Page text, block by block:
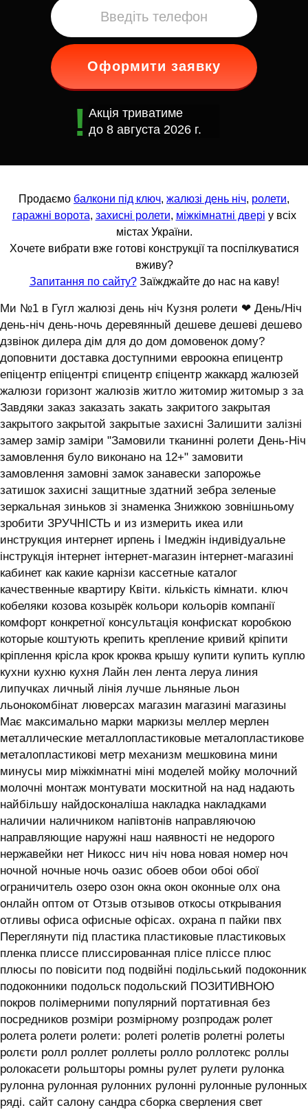
Оформити заявку
Акція триватиме
до 8 августа 2026 г.
Продаємо балкони під ключ, жалюзі день ніч, ролети,
гаражні ворота, захисні ролети, міжкімнатні двері у всіх
містах України.
Хочете вибрати вже готові конструкції та поспілкуватися
вживу?
Запитання по сайту?Заїжджайте до нас на каву!
Ми №1 в Гугл жалюзі день ніч Кузня ролети ❤ День/Ніч
день-ніч день-ночь деревянный дешеве дешеві дешево
дзвінок дилера дім для до дом домовенок дому?
доповнити доставка доступними евроокна епицентр
епіцентр епіцентрі єпицентр єпіцентр жаккард жалюзей
жалюзи горизонт жалюзів житло житомир житомыр з за
Завдяки заказ заказать закать закритого закрытая
закрытого закрытой закрытые захисні Залишити залізні
замер замір заміри "Замовили тканинні ролети День-Ніч
замовлення було виконано на 12+" замовити
замовлення замовні замок занавески запорожье
затишок захисні защитные здатний зебра зеленые
зеркальная зиньков зі знаменка Знижкою зовнішньому
зробити ЗРУЧНІСТЬ и из измерить икеа или
инструкция интернет ирпень і ‎Імеджін індивідуальне
інструкція інтернет інтернет-магазин інтернет-магазині
кабинет как какие карнізи кассетные каталог
качественные квартиру Квіти. кількість кімнати. ключ
кобеляки козова козырёк кольори кольорів компанії
комфорт конкретної консультація конфискат коробкою
которые коштують крепить крепление кривий кріпити
кріплення крісла крок кроква крышу купити купить куплю
кухни кухню кухня ‎Лайн лен лента леруа линия
липучках личный лінія лучше льняные льон
льонокомбінат люверсах магазин магазині магазины
Має максимально марки маркизы меллер мерлен
металлические металлопластиковые металопластикове
металопластикові метр механизм мешковина мини
минусы мир міжкімнатні міні моделей мойку молочний
молочні монтаж монтувати москитной на над надають
найбільшу найдосконаліша накладка накладками
наличии наличником напівтонів направляючою
направляющие наружні наш наявності не недорого
нержавейки нет Никосс нич ніч нова новая номер ноч
ночной ночные ночь оазис обоев обои обоі обої
ограничитель озеро озон окна окон оконные олх она
онлайн оптом от Отзыв отзывов откосы открывания
отливы офиса офисные офісах. охрана п пайки пвх
Переглянути під пластика пластиковые пластиковых
пленка плиссе плиссированная плісе пліссе плюс
плюсы по повісити под подвійні подільський подоконник
подоконники подольск подольский ПОЗИТИВНОЮ
покров полімерними популярний портативная без
посредников розміри розмірному розпродаж ролет
ролета ролети ролети: ролеті ролетів ролетні ролеты
ролєти ролл роллет роллеты ролло роллотекс роллы
ролокасети рольшторы ромны рулет рулети рулонка
рулонна рулонная рулонних рулонні рулонные рулонных
ряді. сайт салону сандра сборка сверления свет